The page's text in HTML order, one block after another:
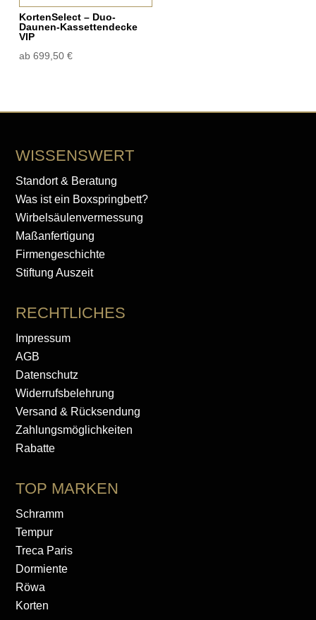
KortenSelect – Duo-
Daunen-Kassettendecke
VIP
ab699,50€
WISSENSWERT
Standort & Beratung
Was ist ein Boxspringbett?
Wirbelsäulenvermessung
Maßanfertigung
Firmengeschichte
Stiftung Auszeit
RECHTLICHES
Impressum
AGB
Datenschutz
Widerrufsbelehrung
Versand & Rücksendung
Zahlungsmöglichkeiten
Rabatte
TOP MARKEN
Schramm
Tempur
Treca Paris
Dormiente
Röwa
Korten